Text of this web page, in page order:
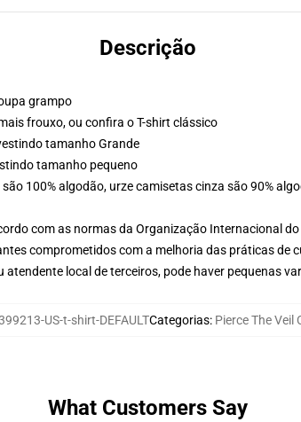
Descrição
grampo
frouxo, ou confira o T-shirt clássico
tamanho Grande
tamanho pequeno
100% algodão, urze camisetas cinza são 90%
com as normas da Organização Internacional
comprometidos com a melhoria das práticas de
atendente local de terceiros, pode haver pequenas
US-t-shirt-DEFAULTCategorias: Pierce The Veil
What Customers Say